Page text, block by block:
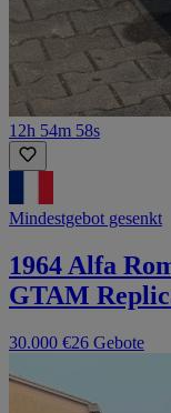
12h 54m 58s
Mindestgebot gesenkt
1964 Alfa
GTAM
30.000 €26 Gebote